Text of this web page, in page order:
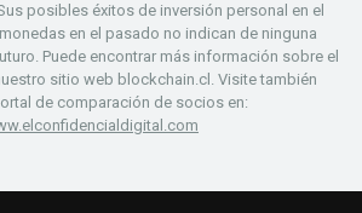
posibles éxitos de inversión personal en el
en el pasado no indican de ninguna
Puede encontrar más información sobre el
sitio web blockchain.cl. Visite también
de comparación de socios en: